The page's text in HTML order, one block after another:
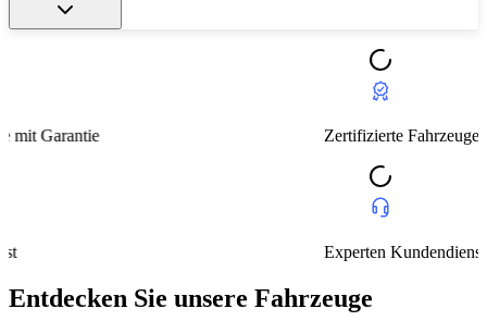
Zertifizierte Fahrzeuge mit Garantie
Entdecken Sie unsere Fahrzeuge